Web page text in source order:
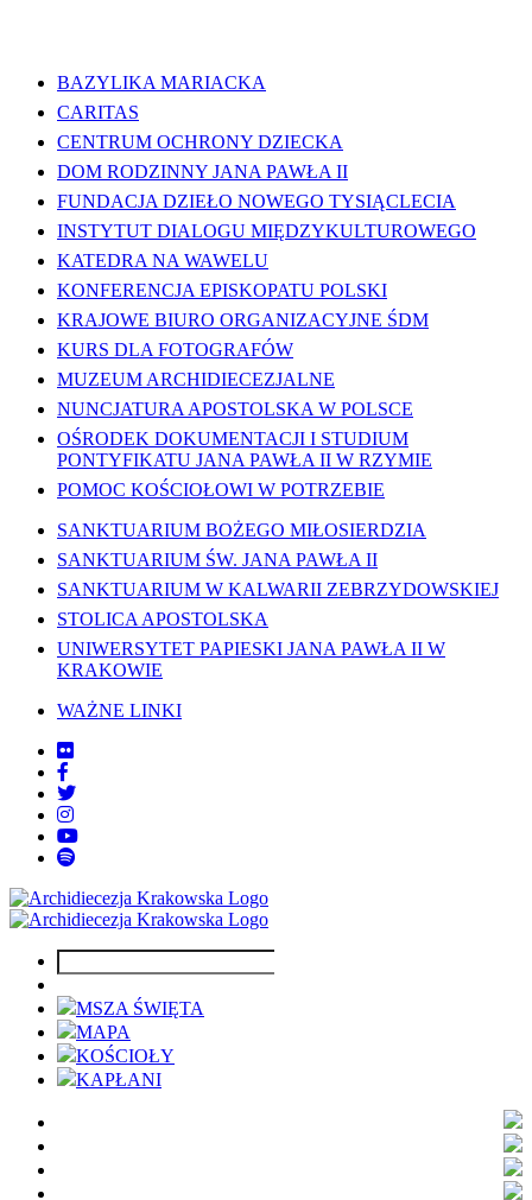
BAZYLIKA MARIACKA
CARITAS
CENTRUM OCHRONY DZIECKA
DOM RODZINNY JANA PAWŁA II
FUNDACJA DZIEŁO NOWEGO TYSIĄCLECIA
INSTYTUT DIALOGU MIĘDZYKULTUROWEGO
KATEDRA NA WAWELU
KONFERENCJA EPISKOPATU POLSKI
KRAJOWE BIURO ORGANIZACYJNE ŚDM
KURS DLA FOTOGRAFÓW
MUZEUM ARCHIDIECEZJALNE
NUNCJATURA APOSTOLSKA W POLSCE
OŚRODEK DOKUMENTACJI I STUDIUM
PONTYFIKATU JANA PAWŁA II W RZYMIE
POMOC KOŚCIOŁOWI W POTRZEBIE
SANKTUARIUM BOŻEGO MIŁOSIERDZIA
SANKTUARIUM ŚW. JANA PAWŁA II
SANKTUARIUM W KALWARII ZEBRZYDOWSKIEJ
STOLICA APOSTOLSKA
UNIWERSYTET PAPIESKI JANA PAWŁA II W
KRAKOWIE
WAŻNE LINKI
MSZA ŚWIĘTA
MAPA
KOŚCIOŁY
KAPŁANI